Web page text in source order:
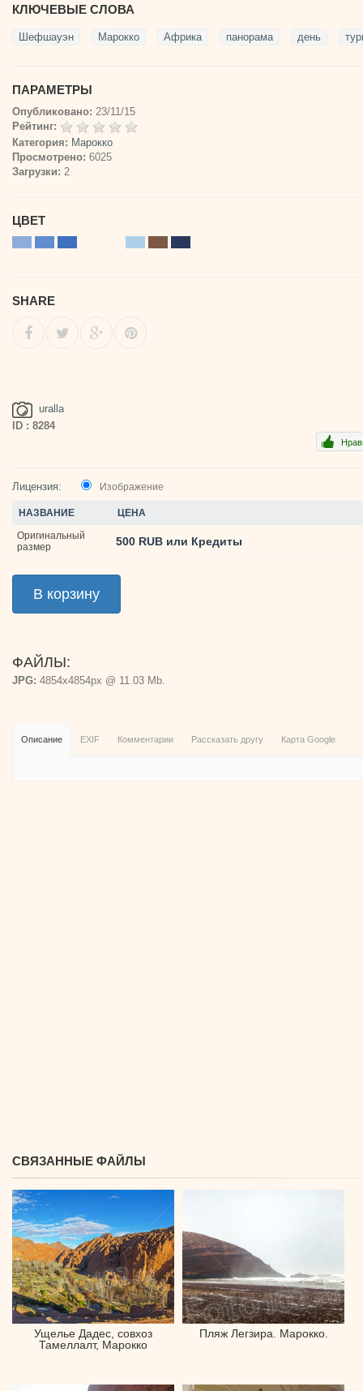
КЛЮЧЕВЫЕ СЛОВА
Шефшауэн Марокко Африка панорама день
ПАРАМЕТРЫ
Опубликовано: 23/11/15
Рейтинг:
Категория: Марокко
Просмотрено: 6025
Загрузки: 2
ЦВЕТ
SHARE
uralla
ID : 8284
Лицензия: Изображение
НАЗВАНИЕ
ЦЕНА
Оригинальный
размер
500 RUB или Кредиты
ФАЙЛЫ:
JPG: 4854x4854px @ 11.03 Mb.
Описание EXIF Комментарии Рассказать другу Карта Google
СВЯЗАННЫЕ ФАЙЛЫ
Ущелье Дадес, совхоз
Тамеллалт, Марокко
Пляж Легзира. Марокко.